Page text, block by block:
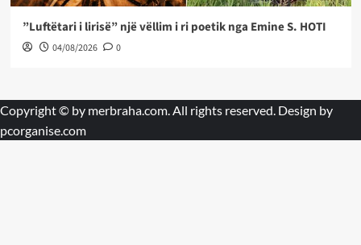
”Luftëtari i lirisë” një vëllim i ri poetik nga Emine S. HOTI
04/08/2026 0
Copyright © by merbraha.com . All rights reserved. Design by
pcorganise.com